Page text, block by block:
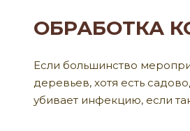
ОБРАБОТКА
Если большинство
деревьев, хотя есть
убивает инфекцию, если